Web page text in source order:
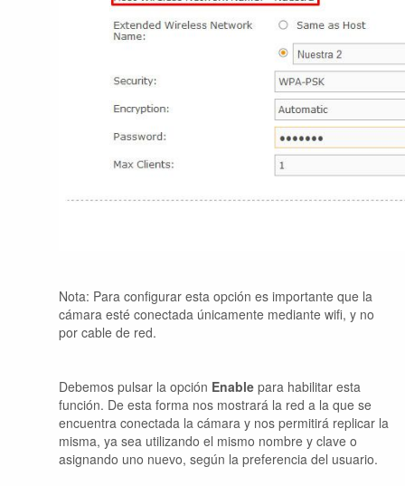
Nota: Para configurar esta opción es importante que la
cámara esté conectada únicamente mediante wifi, y no
por cable de red.
Debemos pulsar la opción Enable para habilitar esta
función. De esta forma nos mostrará la red a la que se
encuentra conectada la cámara y nos permitirá replicar la
misma, ya sea utilizando el mismo nombre y clave o
asignando uno nuevo, según la preferencia del usuario.